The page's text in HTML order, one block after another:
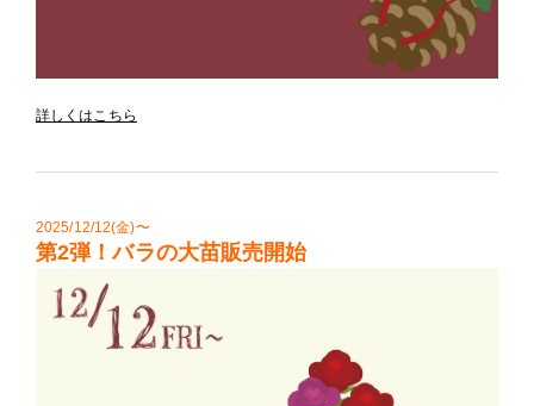
詳しくはこちら
2025/12/12(金)〜
第2弾！バラの大苗販売開始